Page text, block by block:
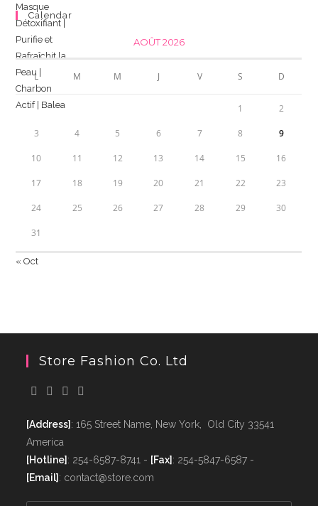
Calendar
AOÛT 2026
L M M J V S D
1 2
3 4 5 6 7 8 9
10 11 12 13 14 15 16
17 18 19 20 21 22 23
24 25 26 27 28 29 30
31
« Oct
Store Fashion Co. Ltd
[Address]: 165 Street Name, New York, Old City 33541
America
[Hotline]: 254-6587-8741 - [Fax]: 254-5847-6587 -
[Email]: contact@store.com